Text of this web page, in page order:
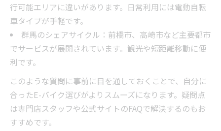
行可能エリアに違いがあります。日常利用には電動自転
車タイプが手軽です。
群馬のシェアサイクル：前橋市、高崎市など主要都市
でサービスが展開されています。観光や短距離移動に便
利です。
このような質問に事前に目を通しておくことで、自分に
合ったE-バイク選びがよりスムーズになります。疑問点
は専門店スタッフや公式サイトのFAQで解決するのもお
すすめです。